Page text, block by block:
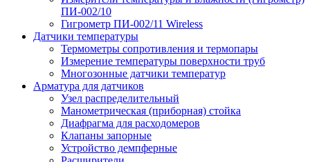
ПИ-002/10
Гигрометр ПИ-002/11 Wireless
Датчики температуры
Термометры сопротивления и термопары
Измерение температуры поверхности труб
Многозонные датчики температур
Арматура для датчиков
Узел распределительный
Манометрическая (приборная) стойка
Диафрагма для расходомеров
Клапаны запорные
Устройство демпферные